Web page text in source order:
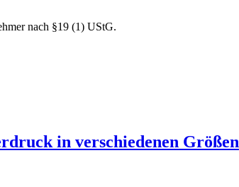
nach §19 (1) UStG.
in verschiedenen Größen